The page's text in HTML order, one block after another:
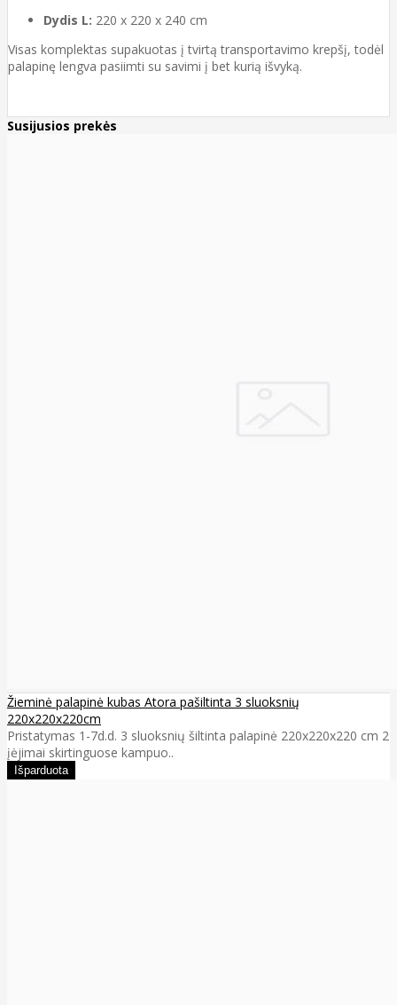
Dydis L: 220 x 220 x 240 cm
Visas komplektas supakuotas į tvirtą transportavimo krepšį, todėl
palapinę lengva pasiimti su savimi į bet kurią išvyką.
Susijusios prekės
Žieminė palapinė kubas Atora pašiltinta 3 sluoksnių
220x220x220cm
Pristatymas 1-7d.d. 3 sluoksnių šiltinta palapinė 220x220x220 cm 2
įėjimai skirtinguose kampuo..